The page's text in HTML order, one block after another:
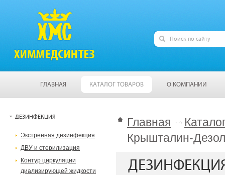
ГЛАВНАЯ КАТАЛОГ ТОВАРОВ О КОМПАНИИ
Главная
Крышталин-
ДЕЗИНФЕКЦИЯ
Экстренная дезинфекция
ДВУ и стерилизация
Контур циркуляции
диализирующей жидкости